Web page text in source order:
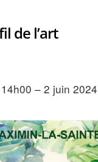
de l’art
– 2 juin